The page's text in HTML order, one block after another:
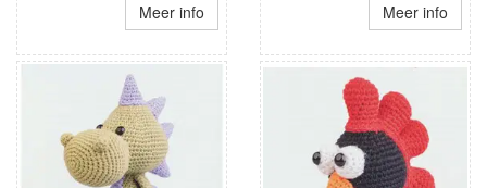
Meer info Meer info